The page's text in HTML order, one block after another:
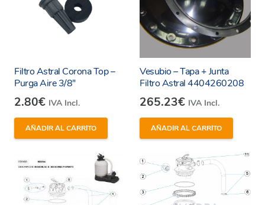
Filtro Astral Corona Top –
Purga Aire 3/8″
2.80€ IVA Incl.
AÑADIR AL CARRITO
Vesubio – Tapa + Junta
Filtro Astral 4404260208
265.23€ IVA Incl.
AÑADIR AL CARRITO